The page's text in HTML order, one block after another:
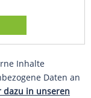
Inhalte
Daten an
dazu in unseren